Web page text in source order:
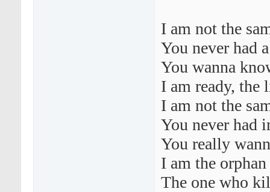
I am not the
You never had
You wanna
I am ready, the
I am not the
You never had
You really
I am the orphan
The one who